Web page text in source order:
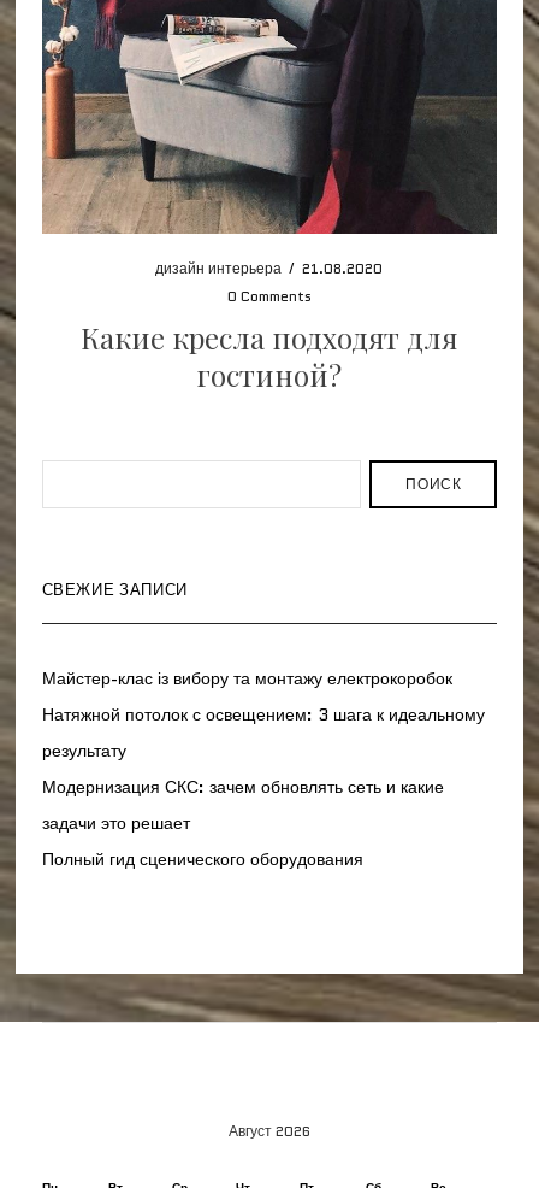
дизайн интерьера / 21.08.2020
0 Comments
Какие кресла подходят для
гостиной?
ПОИСК
СВЕЖИЕ ЗАПИСИ
Майстер-клас із вибору та монтажу електрокоробок
Натяжной потолок с освещением: 3 шага к идеальному
результату
Модернизация СКС: зачем обновлять сеть и какие
задачи это решает
Полный гид сценического оборудования
Август 2026